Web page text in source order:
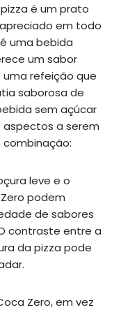
é um prato
em todo
uma bebida
um sabor
refeição que
saborosa de
sem açúcar
aspectos a serem
leve e o
podem
de sabores
contraste entre a
da pizza pode
Zero, em vez